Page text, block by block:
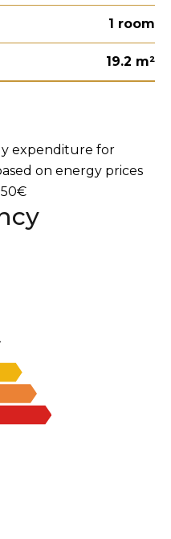
1 room
19.2 m²
expenditure for
on energy prices